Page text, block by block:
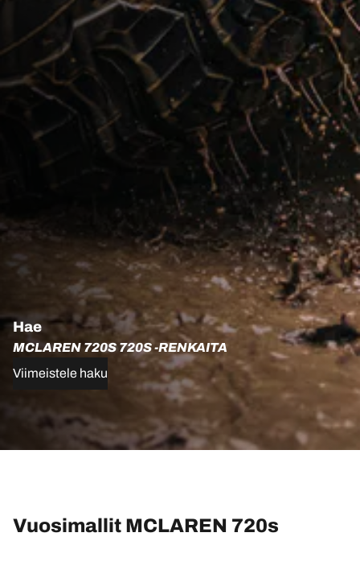
Hae
MCLAREN 720S 720S -RENKAITA
Viimeistele haku
Vuosimallit MCLAREN 720s